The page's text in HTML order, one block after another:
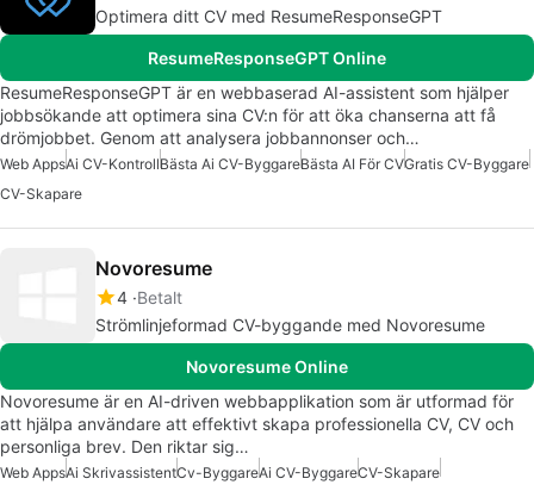
Optimera ditt CV med ResumeResponseGPT
ResumeResponseGPT Online
ResumeResponseGPT är en webbaserad AI-assistent som hjälper
jobbsökande att optimera sina CV:n för att öka chanserna att få
drömjobbet. Genom att analysera jobbannonser och…
Web AppsAi CV-KontrollBästa Ai CV-ByggareBästa AI För CVGratis CV-Byggare
CV-Skapare
Novoresume
4 Betalt
Strömlinjeformad CV-byggande med Novoresume
Novoresume Online
Novoresume är en AI-driven webbapplikation som är utformad för
att hjälpa användare att effektivt skapa professionella CV, CV och
personliga brev. Den riktar sig…
Web AppsAi SkrivassistentCv-ByggareAi CV-ByggareCV-Skapare